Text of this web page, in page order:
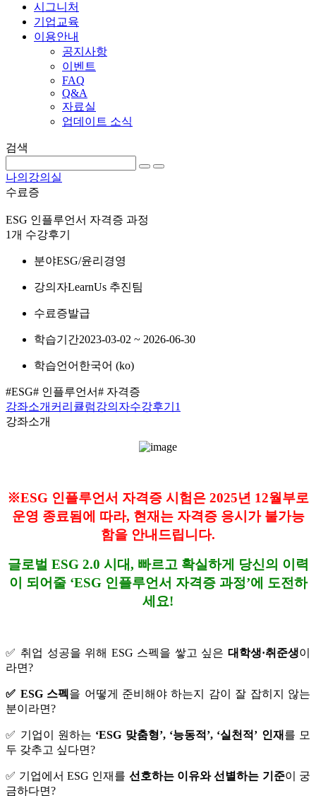
시그니처
기업교육
이용안내
공지사항
이벤트
FAQ
Q&A
자료실
업데이트 소식
검색
나의강의실
수료증
ESG 인플루언서 자격증 과정
1개 수강후기
분야ESG/윤리경영
강의자LearnUs 추진팀
수료증발급
학습기간2023-03-02 ~ 2026-06-30
학습언어 한국어 ‎(ko)‎
#ESG# 인플루언서# 자격증
강좌소개 커리큘럼강의자수강후기 1
강좌소개
※ESG 인플루언서 자격증 시험은 2025년 12월부로
운영 종료됨에 따라, 현재는 자격증 응시가 불가능
함을 안내드립니다.
글로벌 ESG 2.0 시대, 빠르고 확실하게 당신의 이력
이 되어줄 ‘ESG 인플루언서 자격증 과정’에 도전하
세요!
✅ 취업 성공을 위해 ESG 스펙을 쌓고 싶은 대학생·취준생이
라면?
✅ ESG 스펙 을 어떻게 준비해야 하는지 감이 잘 잡히지 않는
분이라면?
✅ 기업이 원하는 ‘ESG 맞춤형’, ‘능동적’, ‘실천적’ 인재 를 모
두 갖추고 싶다면?
✅ 기업에서 ESG 인재를 선호하는 이유와 선별하는 기준이 궁
금하다면?